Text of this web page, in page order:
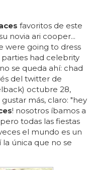
favoritos de este
novia ari cooper...
were going to dress
had celebrity
se queda ahí: chad
del twitter de
octubre 28,
más, claro: "hey
! nosotros íbamos a
todas las fiestas
el mundo es un
la única que no se